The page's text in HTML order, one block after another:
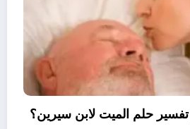
تعرف علي – ما هو